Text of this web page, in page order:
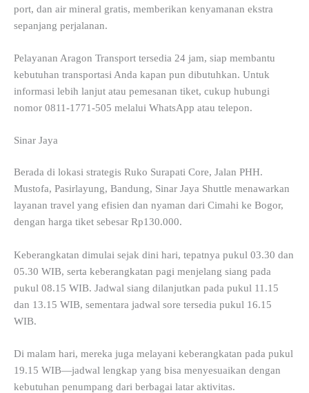
port, dan air mineral gratis, memberikan kenyamanan ekstra
sepanjang perjalanan.
Pelayanan Aragon Transport tersedia 24 jam, siap membantu
kebutuhan transportasi Anda kapan pun dibutuhkan. Untuk
informasi lebih lanjut atau pemesanan tiket, cukup hubungi
nomor 0811-1771-505 melalui WhatsApp atau telepon.
Sinar Jaya
Berada di lokasi strategis Ruko Surapati Core, Jalan PHH.
Mustofa, Pasirlayung, Bandung, Sinar Jaya Shuttle menawarkan
layanan travel yang efisien dan nyaman dari Cimahi ke Bogor,
dengan harga tiket sebesar Rp130.000.
Keberangkatan dimulai sejak dini hari, tepatnya pukul 03.30 dan
05.30 WIB, serta keberangkatan pagi menjelang siang pada
pukul 08.15 WIB. Jadwal siang dilanjutkan pada pukul 11.15
dan 13.15 WIB, sementara jadwal sore tersedia pukul 16.15
WIB.
Di malam hari, mereka juga melayani keberangkatan pada pukul
19.15 WIB—jadwal lengkap yang bisa menyesuaikan dengan
kebutuhan penumpang dari berbagai latar aktivitas.